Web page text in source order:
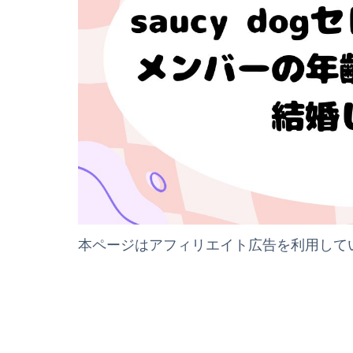
本ページはアフィリエイト広告を利用して